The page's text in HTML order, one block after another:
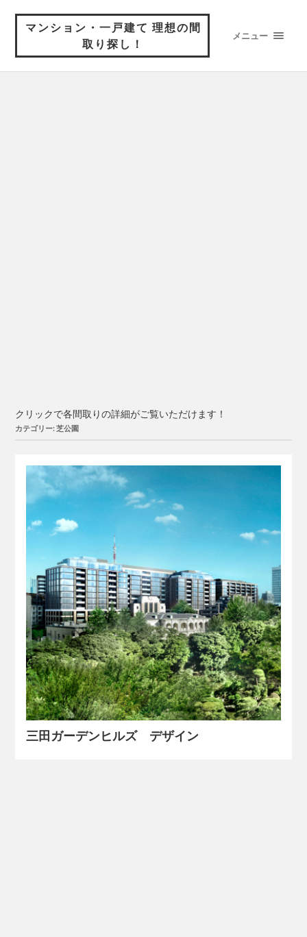
マンション・一戸建て 理想の間
取り探し！
メニュー
クリックで各間取りの詳細がご覧いただけます！
カテゴリー: 芝公園
三田ガーデンヒルズ デザイン